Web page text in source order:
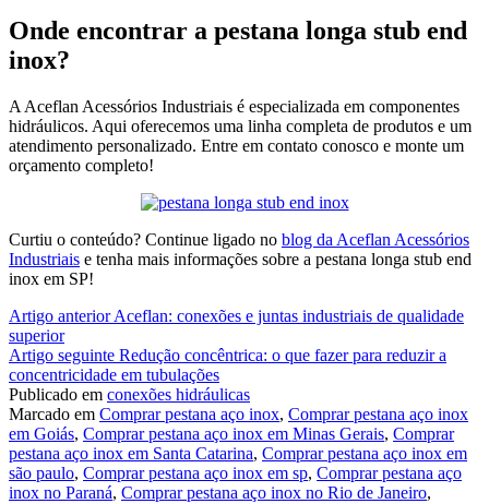
Onde encontrar a pestana longa stub end
inox?
A Aceflan Acessórios Industriais é especializada em componentes
hidráulicos. Aqui oferecemos uma linha completa de produtos e um
atendimento personalizado. Entre em contato conosco e monte um
orçamento completo!
Curtiu o conteúdo? Continue ligado no blog da Aceflan Acessórios
Industriais e tenha mais informações sobre a pestana longa stub end
inox em SP!
Continue
lendo
Artigo anteriorAceflan: conexões e juntas industriais de qualidade
superior
Artigo seguinte Redução concêntrica: o que fazer para reduzir a
concentricidade em tubulações
Publicado em conexões hidráulicas
Marcado em Comprar pestana aço inox, Comprar pestana aço inox
em Goiás, Comprar pestana aço inox em Minas Gerais, Comprar
pestana aço inox em Santa Catarina, Comprar pestana aço inox em
são paulo, Comprar pestana aço inox em sp, Comprar pestana aço
inox no Paraná, Comprar pestana aço inox no Rio de Janeiro,